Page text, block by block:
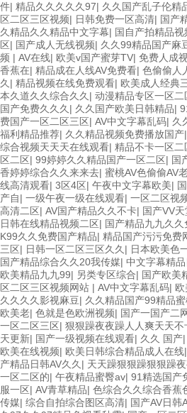
件| 精品久久久久久97| 久久国产乱子伦精
区二区三区视频| 日韩免费一区高清| 国产
久精品久久精品中文字幕| 国自产拍精品视
区| 国产成人无线视频| 久久99精品国产麻
频 | AV在线| 欧美v国产蜜芽TV| 免费人成
香蕉在| 精品成在人线AV免费看| 色偷偷人
久 | 精品视频在线免费观看| 欧美成人经典
本久道久久综合久久 | 动漫精品专区一区二
国产免费久久久 | 久久国产欧美日韩精品|
费国产一区二区三区| AV中文字幕乱码| 久
福利精品推荐| 久久精品视频免费播放国产|
综合视频天天天在线观看| 精品不卡一区二
区二区| 99婷婷久久精品国产一区二区| 国
香婷婷综合久久来来去| 蜜桃AV色偷偷AV
线高清观看| 3区4区| 午夜中文字幕欧美|
产自| 一级午夜一级在线观看| 一区二区视
高清二区| AV国产精品久久不卡| 国产VV
日韩在线精品视频二区| 国产精品九九久久
K99久久免费国产精品| 精品国产污污免费
三区| 日韩一区二区三区久久 | 日本欧美色
国产精品综合久久20我传媒| 中文字幕精
欧美精品九九99| 另类专区综合| 国产欧美
区二区三区视频网站 | AV中文字幕乱码|
久久久久影视麻豆| 久久精品国产99精品
欧美老| 色就是色欧洲视频| 国产一国产二
一区二区三区| 狠狠躁夜夜躁人人爽天天不
天更新| 国产一级视频在线观看| 久久 国产|
欧美在线视频| 欧美日韩综合精品成人在线|
产精品日韩AV久久 | 天天躁狠狠躁狠狠躁
一区二区的| 午夜精品蜜臀av| 91精选国产
服一区| AV青草精品| 色综合久久综合香蕉
传媒| 综合自拍综合图区高清| 国产AV日韩